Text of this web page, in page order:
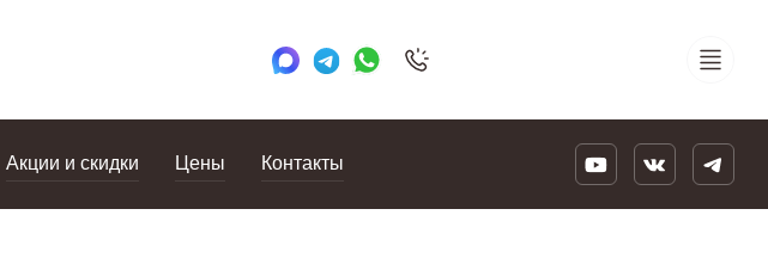
Акции и скидки Цены Контакты